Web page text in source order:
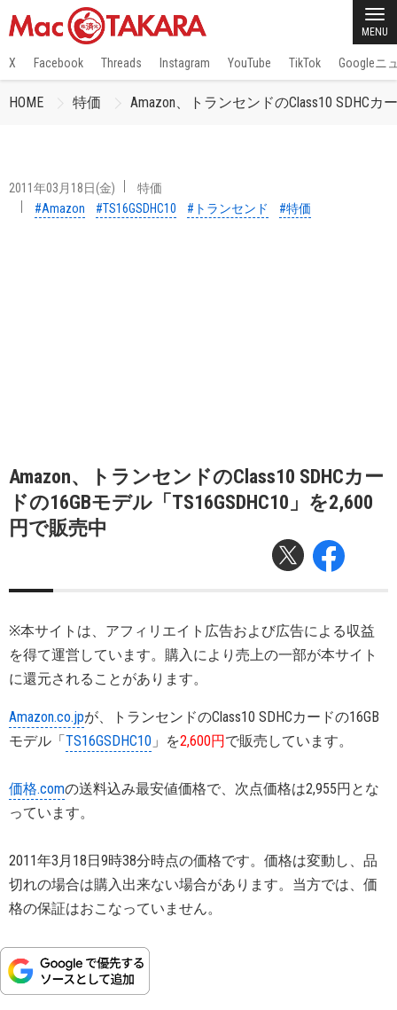
MENU
X Facebook Threads Instagram YouTube TikTok Googleニ
HOME 特価 Amazon、トランセンドのClass10 SDHCカ
2011年03月18日(金)
特価
#Amazon
#TS16GSDHC10 #トランセンド #特価
Amazon、トランセンドのClass10 SDHCカー
ドの16GBモデル「TS16GSDHC10」を2,600
円で販売中
※本サイトは、アフィリエイト広告および広告による収益
を得て運営しています。購入により売上の一部が本サイト
に還元されることがあります。
Amazon.co.jpが、トランセンドのClass10 SDHCカードの16GB
モデル「TS16GSDHC10 」を2,600円で販売しています。
価格.comの送料込み最安値価格で、次点価格は2,955円とな
っています。
2011年3月18日9時38分時点の価格です。価格は変動し、品
切れの場合は購入出来ない場合があります。当方では、価
格の保証はおこなっていません。